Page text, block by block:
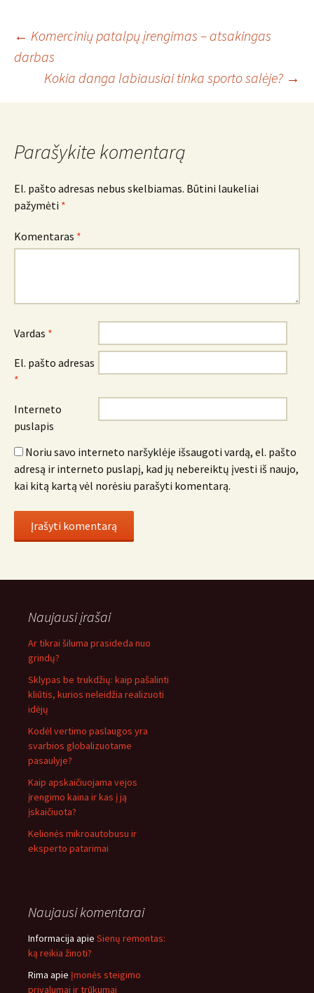
Įrašo
navigacija
← Komercinių patalpų įrengimas – atsakingas
darbas
Kokia danga labiausiai tinka sporto salėje? →
Parašykite komentarą
El. pašto adresas nebus skelbiamas. Būtini laukeliai
pažymėti *
Komentaras *
Vardas *
El. pašto adresas
*
Interneto
puslapis
Noriu savo interneto naršyklėje išsaugoti vardą, el. pašto
adresą ir interneto puslapį, kad jų nebereiktų įvesti iš naujo,
kai kitą kartą vėl norėsiu parašyti komentarą.
Naujausi įrašai
Ar tikrai šiluma prasideda nuo
grindų?
Sklypas be trukdžių: kaip pašalinti
kliūtis, kurios neleidžia realizuoti
idėjų
Kodėl vertimo paslaugos yra
svarbios globalizuotame
pasaulyje?
Kaip apskaičiuojama vejos
įrengimo kaina ir kas į ją
įskaičiuota?
Kelionės mikroautobusu ir
eksperto patarimai
Naujausi komentarai
Informacija apie Sienų remontas:
ką reikia žinoti?
Rima apie Įmonės steigimo
privalumai ir trūkumai